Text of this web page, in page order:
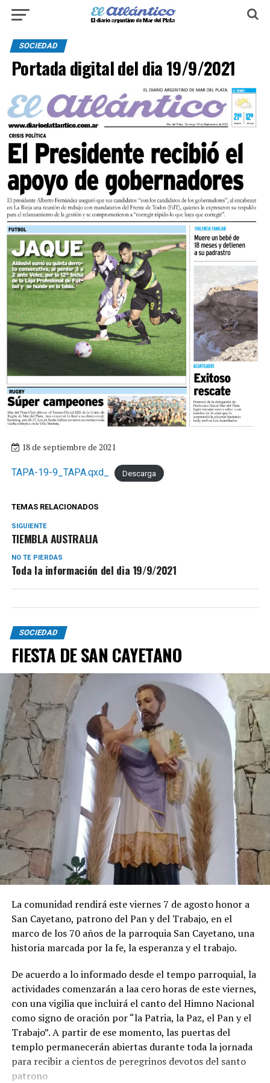
SOCIEDAD
Portada digital del dia 19/9/2021
18 de septiembre de 2021
TAPA-19-9_TAPA.qxd_ Descarga
TEMAS RELACIONADOS
SIGUIENTE
TIEMBLA AUSTRALIA
NO TE PIERDAS
Toda la información del dia 19/9/2021
SOCIEDAD
FIESTA DE SAN CAYETANO
La comunidad rendirá este viernes 7 de agosto honor a
San Cayetano, patrono del Pan y del Trabajo, en el
marco de los 70 años de la parroquia San Cayetano, una
historia marcada por la fe, la esperanza y el trabajo.
De acuerdo a lo informado desde el tempo parroquial, la
actividades comenzarán a laa cero horas de este viernes,
con una vigilia que incluirá el canto del Himno Nacional
como signo de oración por “la Patria, la Paz, el Pan y el
Trabajo”. A partir de ese momento, las puertas del
templo permanecerán abiertas durante toda la jornada
para recibir a cientos de peregrinos devotos del santo
patrono